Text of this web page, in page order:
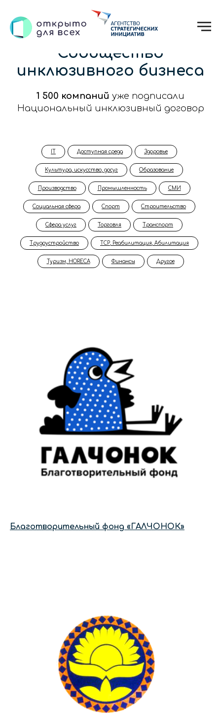
Сообщество
инклюзивного бизнеса
1 500 компаний уже подписали
Национальный инклюзивный договор
Доступная среда Здоровье
Культура, искусство, досуг Образование
Производство Промышленность СМИ
Социальная сфера Спорт Строительство
Сфера услуг Торговля Транспорт
Трудоустройство ТСР, Реабилитация, Абилитация
Туризм, HORECA Финансы Другое
Благотворительный фонд «ГАЛЧОНОК»